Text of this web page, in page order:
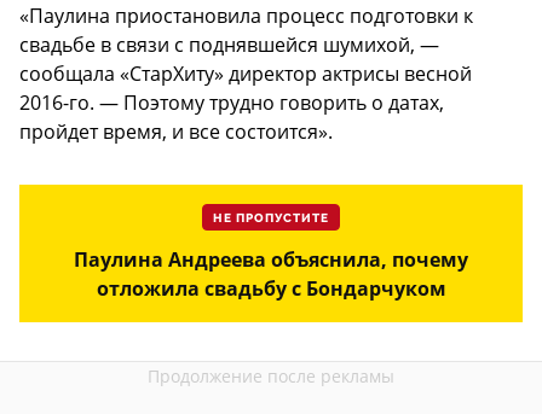
«Паулина приостановила процесс подготовки к
свадьбе в связи с поднявшейся шумихой, —
сообщала «СтарХиту» директор актрисы весной
2016-го. — Поэтому трудно говорить о датах,
пройдет время, и все состоится».
НЕ ПРОПУСТИТЕ
Паулина Андреева объяснила, почему
отложила свадьбу с Бондарчуком